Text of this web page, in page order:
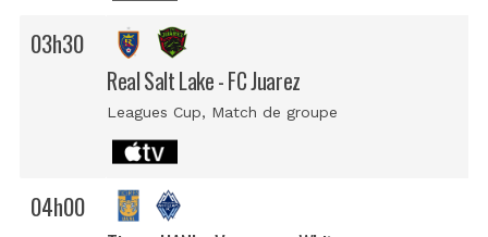
03h30
Real Salt Lake - FC Juarez
Leagues Cup, Match de groupe
04h00